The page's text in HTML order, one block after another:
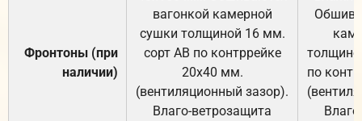
Фронтоны (при
наличии)
вагонкой камерной
сушки толщиной 16 мм.
сорт АВ по контррейке
20х40 мм.
(вентиляционный зазор).
Влаго-ветрозащита
по